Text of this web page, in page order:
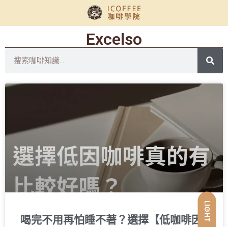
LIGHT
Excelso
喝完不用再怕睡不著？選擇【低咖啡因